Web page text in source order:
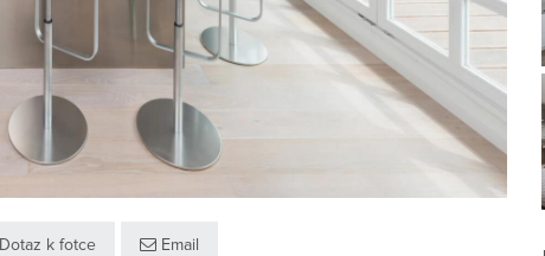
Dotaz k fotce Email